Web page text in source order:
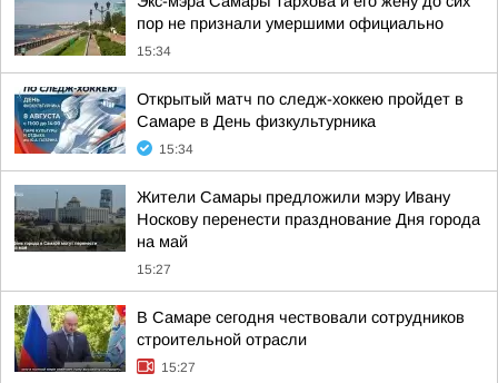
пор не признали умершими официально
15:34
Открытый матч по следж-хоккею пройдет в
Самаре в День физкультурника
15:34
Жители Самары предложили мэру Ивану
Носкову перенести празднование Дня города
на май
15:27
В Самаре сегодня чествовали сотрудников
строительной отрасли
15:27